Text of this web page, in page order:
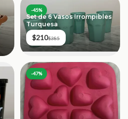
-45%
Set de 6 Vasos Irrompibles
Turquesa
$210$385
-47%